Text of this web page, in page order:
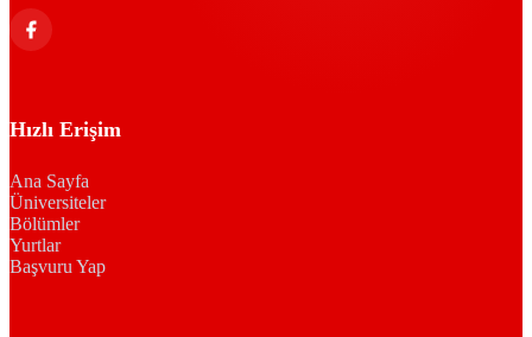
Hızlı Erişim
Ana Sayfa
Üniversiteler
Bölümler
Yurtlar
Başvuru Yap